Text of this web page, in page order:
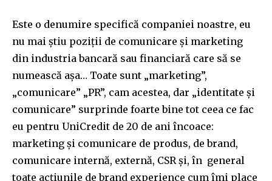
Este o denumire specifică companiei noastre, eu
nu mai știu poziții de comunicare și marketing
din industria bancară sau financiară care să se
numească așa… Toate sunt „marketing”,
„comunicare” „PR”, cam acestea, dar „identitate și
comunicare” surprinde foarte bine tot ceea ce fac
eu pentru UniCredit de 20 de ani încoace:
marketing și comunicare de produs, de brand,
comunicare internă, externă, CSR și, în general
toate acțiunile de brand experience cum îmi place